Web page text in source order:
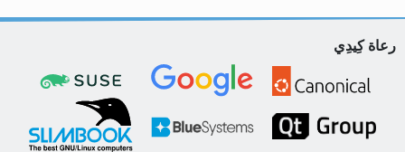
رعاة كِيدِي